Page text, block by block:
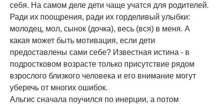
себя. На самом деле дети чаще учатся для родителей.
Ради их поощрения, ради их горделивый улыбки:
молодец, мол, сынок (дочка), весь (вся) в меня. А
какая может быть мотивация, если дети
предоставлены сами себе? Известная истина - в
подростковом возрасте только присутствие рядом
взрослого близкого человека и его внимание могут
уберечь от многих ошибок.
Альгис сначала поучился по инерции, а потом